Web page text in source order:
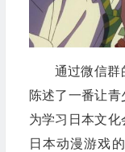
通过微信群
陈述了一番让
为学习日本文
日本动漫游戏